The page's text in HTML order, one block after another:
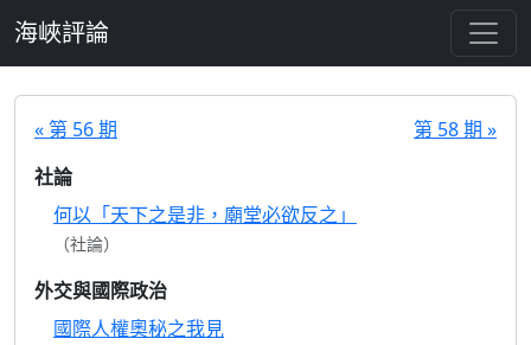
海峽評論
« 第 56 期
第 58 期 »
社論
何以「天下之是非，廟堂必欲反之」
（社論）
外交與國際政治
國際人權奧秘之我見